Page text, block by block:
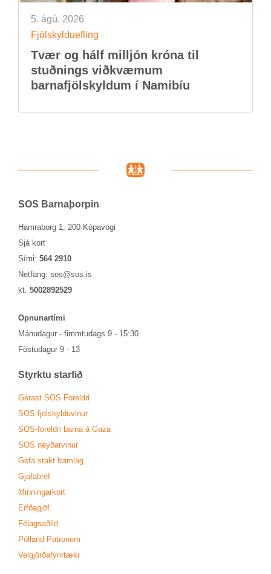
5. ágú. 2026
Fjöl­skyldu­efl­ing
Tvær og hálf millj­ón króna til
stuðn­ings við­kvæm­um
barna­fjöl­skyld­um í Namib­íu
SOS Barna­þorp­in
Hamraborg 1, 200 Kópavogi
Sjá kort
Sími: 564 2910
Netfang: sos@sos.is
kt. 5002892529
Opn­un­ar­tími
Mánu­dag­ur - fimmtu­dags 9 - 15:30
Föstu­dag­ur 9 - 13
Styrktu starf­ið
Ger­ast SOS For­eldri
SOS fjöl­skyldu­vin­ur
SOS-for­eldri barna á Gaza
SOS neyð­ar­vin­ur
Gefa stakt fram­lag
Gjafa­bréf
Minn­ing­ar­kort
Erfða­gjöf
Fé­lags­að­ild
Pól­land Patronem
Vel­gjörða­fyr­ir­tæki